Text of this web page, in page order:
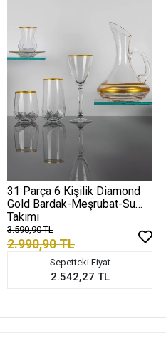
31 Parça 6 Kişilik Diamond
Gold Bardak-Meşrubat-Su
Takımı
3.590,90 TL
2.990,90 TL
Sepetteki Fiyat
2.542,27 TL